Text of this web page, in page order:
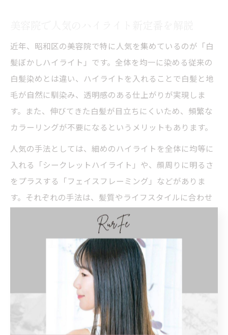
近年、昭和区の美容院で特に人気を集めているのが「白
髪ぼかしハイライト」です。全体を均一に染める従来の
白髪染めとは違い、ハイライトを入れることで白髪と地
毛が自然に馴染み、透明感のある仕上がりが実現しま
す。また、伸びてきた白髪が目立ちにくいため、頻繁な
カラーリングが不要になるというメリットもあります。
人気の手法としては、細めのハイライトを全体に均等に
入れる「シークレットハイライト」や、顔周りに明るさ
をプラスする「フェイスフレーミング」などがありま
す。それぞれの手法は、髪質やライフスタイルに合わせ
て選ぶことができ、昭和区の美容院では豊富なメニュー
から最適な提案が受けられます。
施術時の失敗例としては、「思ったより明るくなりすぎ
た」「白髪が逆に目立ってしまった」などがあります。
事前のカウンセリングで理想のイメージや不安点をしっ
かり伝えることが、満足いく仕上がりへの近道です。
自然な立体感を作る美容院ハイライト技術